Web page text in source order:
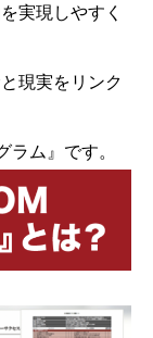
実現しやすく
現実をリンク
ム』です。